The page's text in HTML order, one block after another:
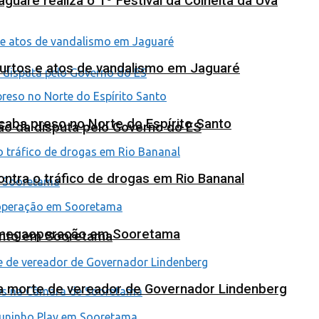
da disputa pelo Governo do ES
em Sooretama
e atos de vandalismo em Jaguaré
preso no Norte do Espírito Santo
o tráfico de drogas em Rio Bananal
em Sooretama
de vereador de Governador Lindenberg